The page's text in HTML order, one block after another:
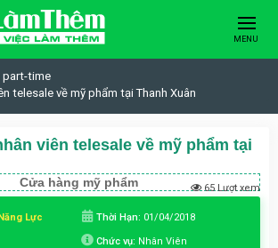
MENU
part-time
telesale về mỹ phẩm tại Thanh Xuân
viên telesale về mỹ phẩm tại
Cửa hàng mỹ phẩm 65 Lượt xem
Lực Thời Hạn: 01/04/2018
Chức vụ: Nhân Viên